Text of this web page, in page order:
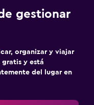
gestionar
organizar y viajar
gratis y está
del lugar en